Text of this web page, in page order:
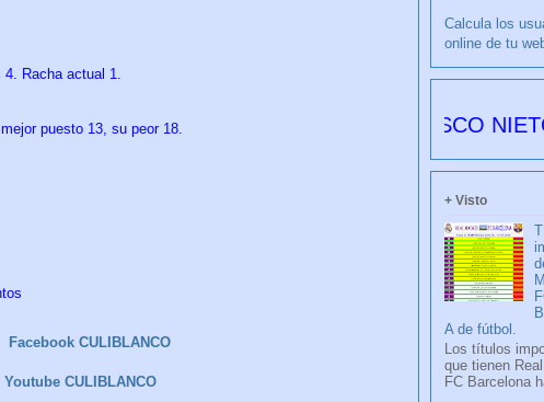
Racha actual 1.
puesto 13, su peor 18.
Facebook CULIBLANCO
Youtube CULIBLANCO
Calcula los
online de tu
CULIBLANCO por FRANCISCO NIETO
+ Visto
A de fútbol.
Los títulos
que tienen
FC Barcelona